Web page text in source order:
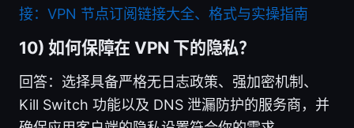
接：VPN 节点订阅链接大全、格式与实操指南
10) 如何保障在 VPN 下的隐私？
回答：选择具备严格无日志政策、强加密机制、
Kill Switch 功能以及 DNS 泄漏防护的服务商，并